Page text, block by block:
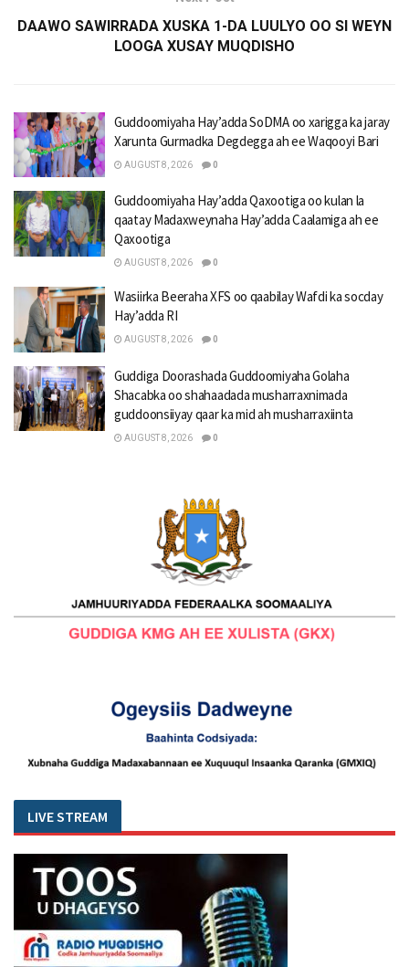
DAAWO SAWIRRADA XUSKA 1-DA LUULYO OO SI WEYN
LOOGA XUSAY MUQDISHO
Guddoomiyaha Hay’adda SoDMA oo xarigga ka jaray
Xarunta Gurmadka Degdegga ah ee Waqooyi Bari
AUGUST 8, 2026 0
Guddoomiyaha Hay’adda Qaxootiga oo kulan la
qaatay Madaxweynaha Hay’adda Caalamiga ah ee
Qaxootiga
AUGUST 8, 2026 0
Wasiirka Beeraha XFS oo qaabilay Wafdi ka socday
Hay’adda RI
AUGUST 8, 2026 0
Guddiga Doorashada Guddoomiyaha Golaha
Shacabka oo shahaadada musharraxnimada
guddoonsiiyay qaar ka mid ah musharraxiinta
AUGUST 8, 2026 0
LIVE STREAM